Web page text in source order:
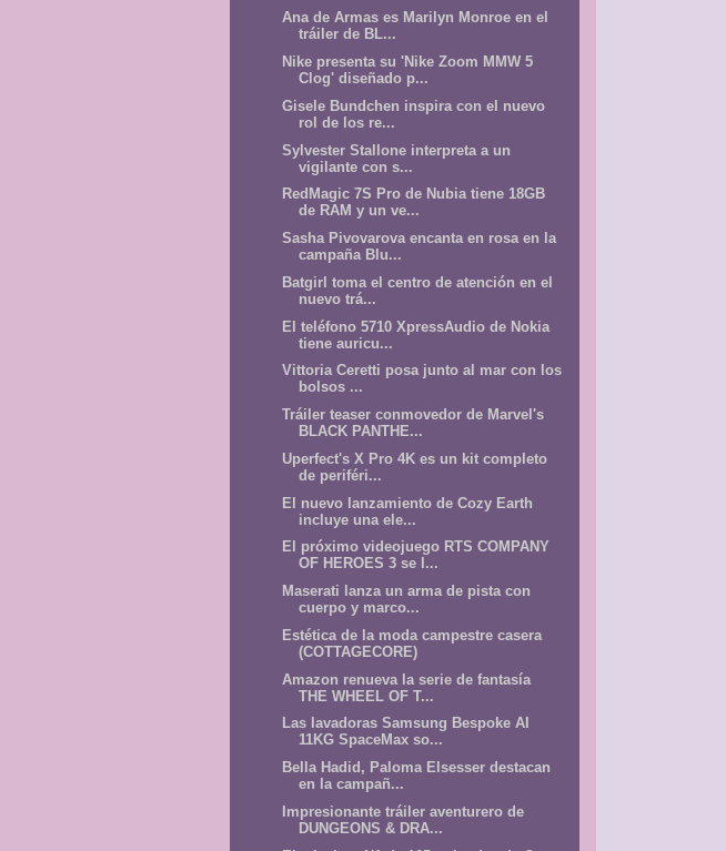
Ana de Armas es Marilyn Monroe en el
tráiler de BL...
Nike presenta su 'Nike Zoom MMW 5
Clog' diseñado p...
Gisele Bundchen inspira con el nuevo
rol de los re...
Sylvester Stallone interpreta a un
vigilante con s...
RedMagic 7S Pro de Nubia tiene 18GB
de RAM y un ve...
Sasha Pivovarova encanta en rosa en la
campaña Blu...
Batgirl toma el centro de atención en el
nuevo trá...
El teléfono 5710 XpressAudio de Nokia
tiene auricu...
Vittoria Ceretti posa junto al mar con los
bolsos ...
Tráiler teaser conmovedor de Marvel's
BLACK PANTHE...
Uperfect's X Pro 4K es un kit completo
de periféri...
El nuevo lanzamiento de Cozy Earth
incluye una ele...
El próximo videojuego RTS COMPANY
OF HEROES 3 se l...
Maserati lanza un arma de pista con
cuerpo y marco...
Estética de la moda campestre casera
(COTTAGECORE)
Amazon renueva la serie de fantasía
THE WHEEL OF T...
Las lavadoras Samsung Bespoke AI
11KG SpaceMax so...
Bella Hadid, Paloma Elsesser destacan
en la campañ...
Impresionante tráiler aventurero de
DUNGEONS & DRA...